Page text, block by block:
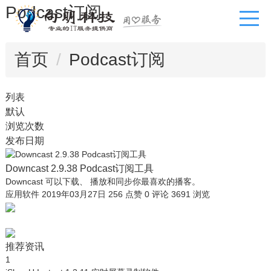
Podcast订阅
首页 Podcast订阅
列表
默认
浏览次数
发布日期
Downcast 2.9.38 Podcast订阅工具
Downcast 可以下载、 播放和同步你最喜欢的播客。
应用软件 2019年03月27日 256 点赞 0评论 3691 浏览
推荐资讯
1